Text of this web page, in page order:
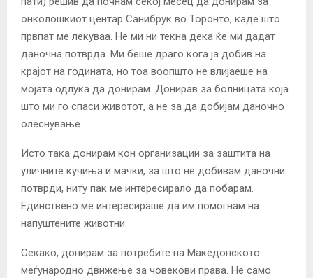
онколошкиот центар Санибрук во Торонто, каде што
првпат ме лекуваа. Не ми ни текна дека ќе ми дадат
даночна потврда. Ми беше драго кога ја добив на
крајот на годината, но тоа воопшто не влијаеше на
мојата одлука да донирам. Донирав за болницата која
што ми го спаси животот, а не за да добијам даночно
олеснување…
Исто така донирам кон организации за заштита на
уличните кучиња и мачки, за што не добивам даночни
потврди, ниту пак ме интересирало да побарам.
Единствено ме интересираше да им помогнам на
напуштените животни.
Секако, донирам за потребите на Македонското
меѓународно движење за човекови права. Не само